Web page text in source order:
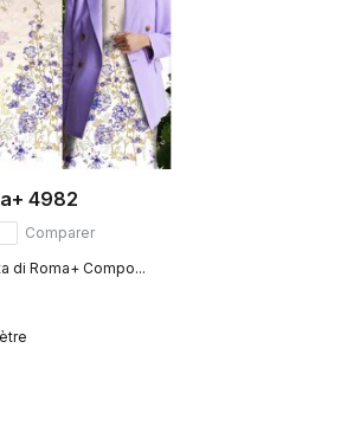
4982
Comparer
di Roma+ Compo...